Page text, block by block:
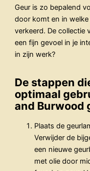
Geur is zo bepalend
door komt en in
verkeerd. De collectie
een fijn gevoel in je
in zijn werk?
De stappen
optimaal
and Burwood
Plaats de
Verwijder de
een nieuwe
met olie door